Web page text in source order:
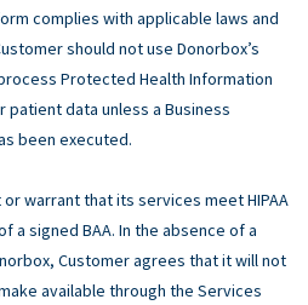
complies with applicable laws and
should not use Donorbox’s
Protected Health Information
patient data unless a Business
been executed.
warrant that its services meet HIPAA
a signed BAA. In the absence of a
Customer agrees that it will not
available through the Services